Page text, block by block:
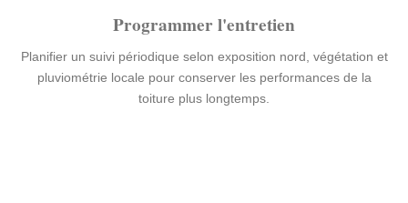
Programmer l'entretien
Planifier un suivi périodique selon exposition nord, végétation et
pluviométrie locale pour conserver les performances de la
toiture plus longtemps.